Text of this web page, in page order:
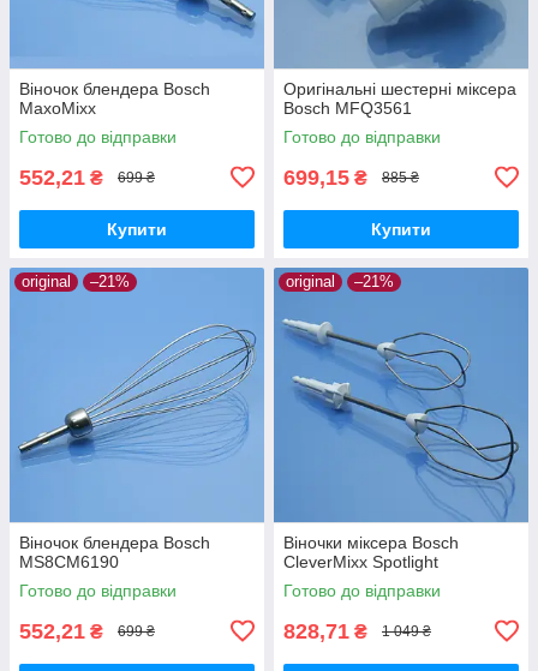
Віночок блендера Bosch
MaxoMixx
Готово до відправки
552,21 ₴ 699 ₴
Купити
Оригінальні шестерні міксера
Bosch MFQ3561
Готово до відправки
699,15 ₴ 885 ₴
Купити
original –21%
Віночок блендера Bosch
MS8CM6190
Готово до відправки
552,21 ₴ 699 ₴
original –21%
Віночки міксера Bosch
CleverMixx Spotlight
Готово до відправки
828,71 ₴ 1 049 ₴